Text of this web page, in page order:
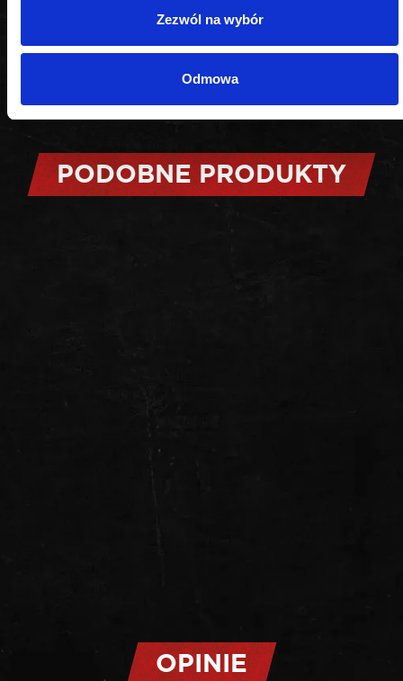
Zezwól na wybór
Odmowa
do filtrów oleju
PODOBNE PRODUKTY
OPINIE